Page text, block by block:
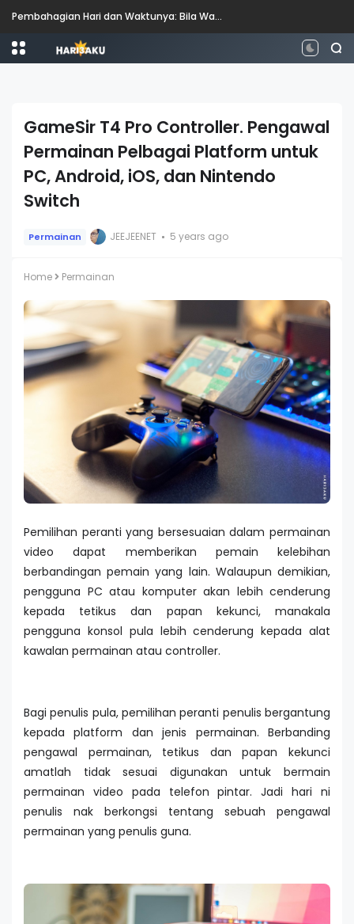
Perbezaan antara Mahasiswa, Mahasiswi, Graduan, Siswazah, Pascasiswazah, Doktor dan Pascakedoktoran
GameSir T4 Pro Controller. Pengawal
Permainan Pelbagai Platform untuk
PC, Android, iOS, dan Nintendo
Switch
Permainan JEEJEENET 5 years ago
Home Permainan
Pemilihan peranti yang bersesuaian dalam permainan
video dapat memberikan pemain kelebihan
berbandingan pemain yang lain. Walaupun demikian,
pengguna PC atau komputer akan lebih cenderung
kepada tetikus dan papan kekunci, manakala
pengguna konsol pula lebih cenderung kepada alat
kawalan permainan atau controller.
Bagi penulis pula, pemilihan peranti penulis bergantung
kepada platform dan jenis permainan. Berbanding
pengawal permainan, tetikus dan papan kekunci
amatlah tidak sesuai digunakan untuk bermain
permainan video pada telefon pintar. Jadi hari ni
penulis nak berkongsi tentang sebuah pengawal
permainan yang penulis guna.